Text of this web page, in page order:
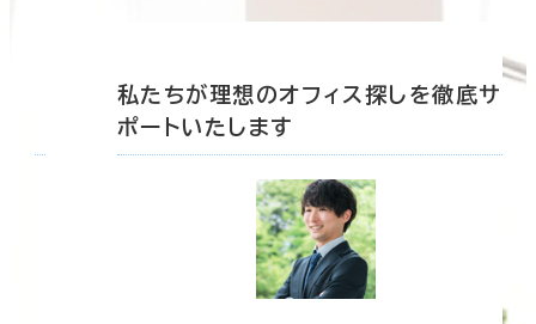
私たちが理想のオフィス探しを徹底サ
ポートいたします